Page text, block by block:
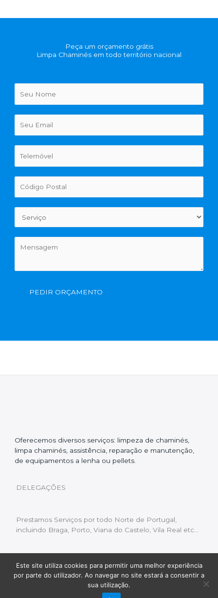
Peça um orçamento grátis
Limpa Chaminés em todo território nacional
PEDIR ORÇAMENTO
Oferecemos diversos serviços: limpeza de chaminés,
limpa chaminés, assistência, reparação e manutenção,
de equipamentos a lenha ou pellets.
DELEGAÇÕES
Prestamos Serviços por todo Norte de Portugal,
incluindo Braga, Porto, Viana do Castelo, Vila Real etc…
Livro de Reclamações | Política de Privacidade
Copyright © 2022 Limpeza Chaminés | Desenvolvido
Fluxo Digital – a inovar a web
Este site utiliza cookies para permitir uma melhor experiência
por parte do utilizador. Ao navegar no site estará a consentir a
sua utilização.